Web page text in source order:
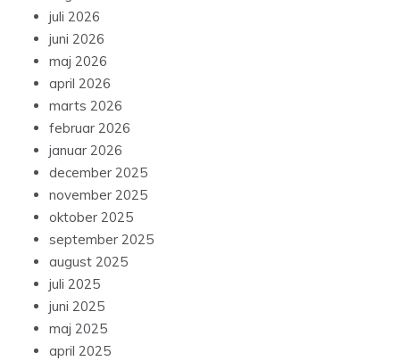
juli 2026
juni 2026
maj 2026
april 2026
marts 2026
februar 2026
januar 2026
december 2025
november 2025
oktober 2025
september 2025
august 2025
juli 2025
juni 2025
maj 2025
april 2025